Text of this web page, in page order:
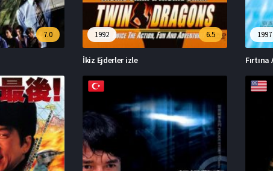
7.0 6.5
1992
İkiz Ejderler izle
1997